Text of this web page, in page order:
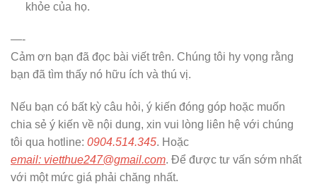
khỏe của họ.
—-
Cảm ơn bạn đã đọc bài viết trên. Chúng tôi hy vọng rằng
bạn đã tìm thấy nó hữu ích và thú vị.
Nếu bạn có bất kỳ câu hỏi, ý kiến đóng góp hoặc muốn
chia sẻ ý kiến về nội dung, xin vui lòng liên hệ với chúng
tôi qua hotline: 0904.514.345. Hoặc
email: vietthue247@gmail.com. Để được tư vấn sớm nhất
với một mức giá phải chăng nhất.